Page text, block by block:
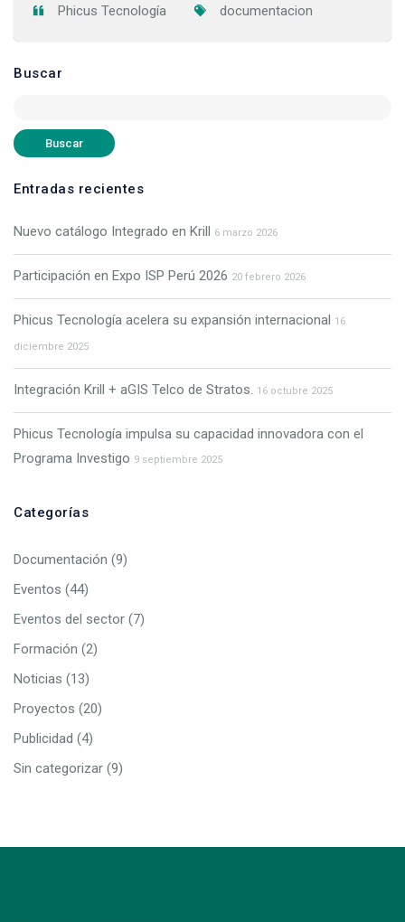
Phicus Tecnología
documentacion
Buscar
Entradas recientes
Nuevo catálogo Integrado en Krill 6 marzo 2026
Participación en Expo ISP Perú 2026 20 febrero 2026
Phicus Tecnología acelera su expansión internacional 16
diciembre 2025
Integración Krill + aGIS Telco de Stratos. 16 octubre 2025
Phicus Tecnología impulsa su capacidad innovadora con el
Programa Investigo 9 septiembre 2025
Categorías
Documentación (9)
Eventos (44)
Eventos del sector (7)
Formación (2)
Noticias (13)
Proyectos (20)
Publicidad (4)
Sin categorizar (9)